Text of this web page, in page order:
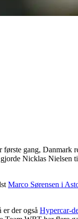
gang, Danmark
Nicklas Nielsen
Marco Sørensen i
er der også Hypercar-